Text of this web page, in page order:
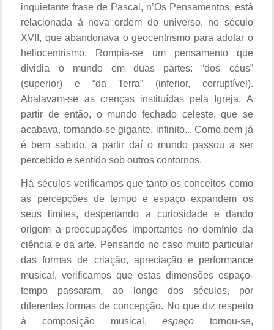
inquietante frase de Pascal, n’Os Pensamentos, está
relacionada à nova ordem do universo, no século
XVII, que abandonava o geocentrismo para adotar o
heliocentrismo. Rompia-se um pensamento que
dividia o mundo em duas partes: “dos céus”
(superior) e “da Terra” (inferior, corruptível).
Abalavam-se as crenças instituídas pela Igreja. A
partir de então, o mundo fechado celeste, que se
acabava, tornando-se gigante, infinito... Como bem já
é bem sabido, a partir daí o mundo passou a ser
percebido e sentido sob outros contornos.
Há séculos verificamos que tanto os conceitos como
as percepções de tempo e espaço expandem os
seus limites, despertando a curiosidade e dando
origem a preocupações importantes no domínio da
ciência e da arte. Pensando no caso muito particular
das formas de criação, apreciação e performance
musical, verificamos que estas dimensões espaço-
tempo passaram, ao longo dos séculos, por
diferentes formas de concepção. No que diz respeito
à composição musical,espaço tornou-se,